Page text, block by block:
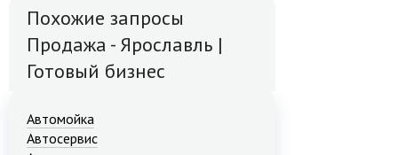
Похожие запросы
Продажа - Ярославль |
Готовый бизнес
Автомойка
Автосервис